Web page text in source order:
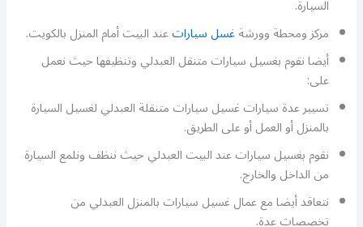
السيارة.
مركز ومحطة وورشةغسل سياراتعند البيت أمام المنزل بالكويت.
أيضا نقوم بغسيل سيارات متنقل العبدلي وتنظيفها حيث نعمل
على:
تسيير عدة سيارات غسيل سيارات متنقلة العبدلي لغسيل السيارة
بالمنزل أو العمل أو على الطريق.
نقوم بغسيل سيارات عند البيت العبدلي حيث ننظف ونلمع السيارة
من الداخل والخارج.
نتعاقد أيضا مع عمال غسيل سيارات بالمنزل العبدلي من